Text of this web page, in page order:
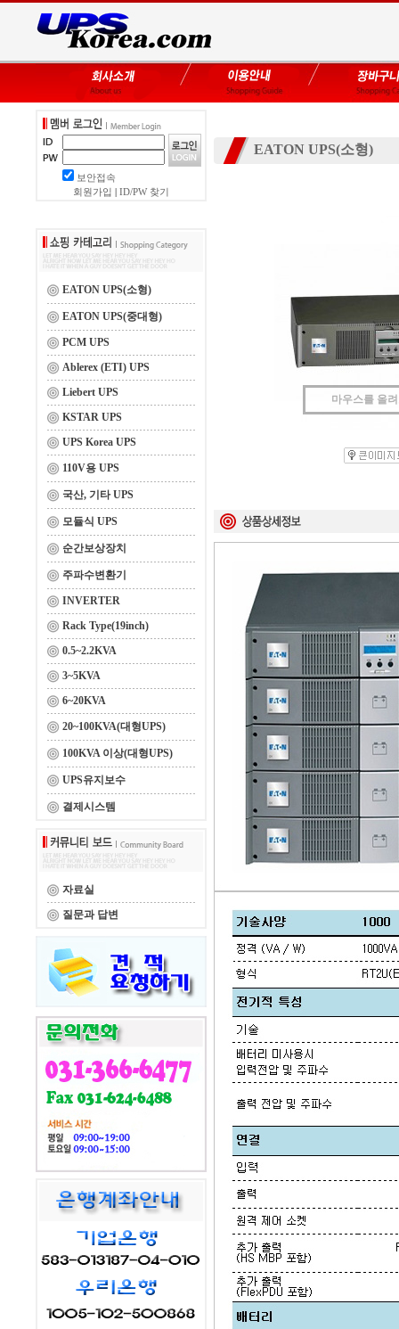
보안접속
회원가입
ID/PW 찾기
EATON UPS(소형)
EATON UPS(중대형)
PCM UPS
Ablerex (ETI) UPS
Liebert UPS
KSTAR UPS
UPS Korea UPS
110V용 UPS
국산, 기타 UPS
모듈식 UPS
순간보상장치
주파수변환기
INVERTER
Rack Type(19inch)
0.5~2.2KVA
3~5KVA
6~20KVA
20~100KVA(대형UPS)
100KVA 이상(대형UPS)
UPS유지보수
결제시스템
자료실
질문과 답변
EATON UPS(소형)
마우스를 올